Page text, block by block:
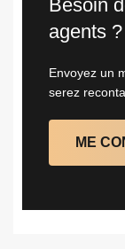
Besoin
agents ?
Envoyez un
serez
ME